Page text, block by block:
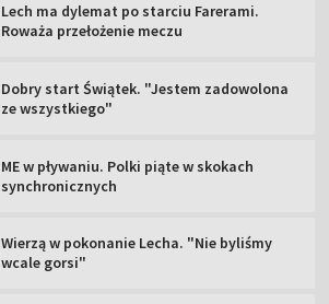
Lech ma dylemat po starciu Farerami.
Roważa przełożenie meczu
Dobry start Świątek. "Jestem zadowolona
ze wszystkiego"
ME w pływaniu. Polki piąte w skokach
synchronicznych
Wierzą w pokonanie Lecha. "Nie byliśmy
wcale gorsi"